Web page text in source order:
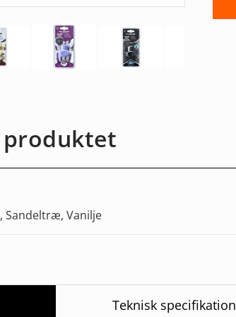
Sandeltræ, Vanilje
Teknisk specifikation